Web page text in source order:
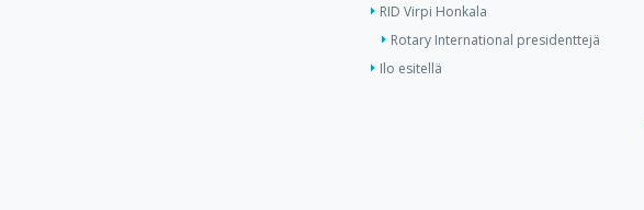
RID Virpi Honkala
Rotary International presidenttejä
Ilo esitellä